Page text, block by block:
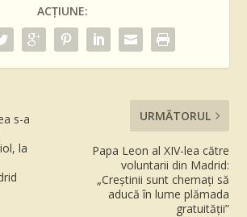
ACȚIUNE:
s-a
la
URMĂTORUL
Papa Leon al XIV-lea către
voluntarii din Madrid:
„Creștinii sunt chemați să
aducă în lume plămada
gratuității”